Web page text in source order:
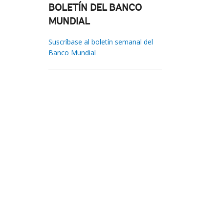
BOLETÍN DEL BANCO
MUNDIAL
Suscríbase al boletín semanal del
Banco Mundial